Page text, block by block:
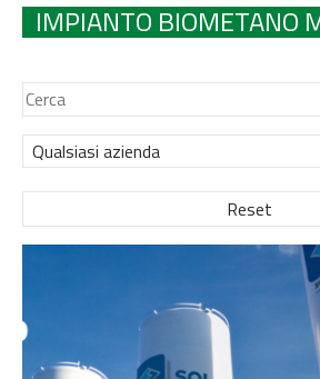
IMPIANTO BIOMETANO
Qualsiasi azienda
Reset